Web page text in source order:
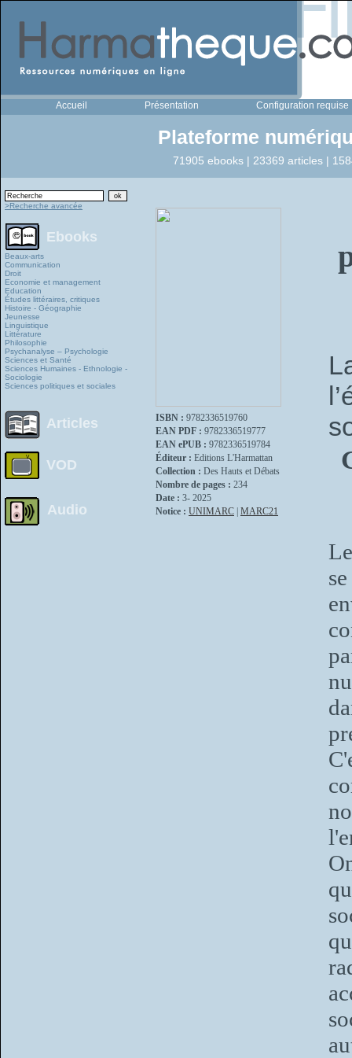
Accueil Présentation Configuration requise
Plateforme
71905 ebooks | 23369 articles |
>Recherche avancée
Ebooks
Beaux-arts
Communication
Droit
Economie et management
Education
Études littéraires, critiques
Histoire - Géographie
Jeunesse
Linguistique
Littérature
Philosophie
Psychanalyse – Psychologie
Sciences et Santé
Sciences Humaines - Ethnologie -
Sociologie
Sciences politiques et sociales
Articles
VOD
Audio
ISBN : 9782336519760
EAN PDF : 9782336519777
EAN ePUB : 9782336519784
Éditeur : Editions L'Harmattan
Collection : Des Hauts et Débats
Nombre de pages : 234
Date : 3- 2025
Notice : UNIMARC MARC21